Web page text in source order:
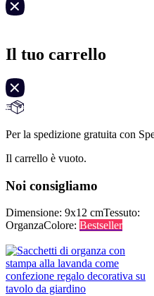
Il tuo carrello
Per la spedizione gratuita con
Il carrello è vuoto.
Noi consigliamo
Dimensione: 9x12 cmTessuto:
OrganzaColore: Bestseller